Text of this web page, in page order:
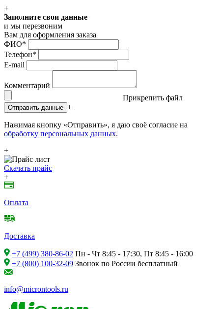
+
Заполните свои данные
и мы перезвоним
Вам для оформления заказа
ФИО*
Телефон*
E-mail
Комментарий
Прикрепить файл
Отправить данные +
Нажимая кнопку «Отправить», я даю своё согласие на
обработку персональных данных.
+
Скачать прайс
+
Оплата
Доставка
+7 (499) 380-86-02 Пн - Чт 8:45 - 17:30, Пт 8:45 - 16:00
+7 (800) 100-32-09 Звонок по России бесплатный
info@microntools.ru